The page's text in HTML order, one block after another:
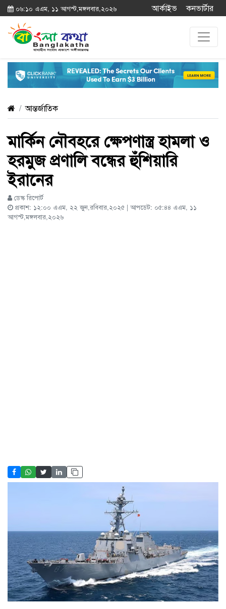
০৬:১০ এএম, ১১ আগস্ট,মঙ্গলবার,২০২৬ আর্কাইভ কনভার্টার
আন্তর্জাতিক
মার্কিন নৌবহরে ক্ষেপণাস্ত্র হামলা ও
হরমুজ প্রণালি বন্ধের হুঁশিয়ারি
ইরানের
ডেস্ক রিপোর্ট
প্রকাশ: ১২:০০ এএম, ২২ জুন,রবিবার,২০২৫ | আপডেট: ০৫:৪৪ এএম, ১১
আগস্ট,মঙ্গলবার,২০২৬